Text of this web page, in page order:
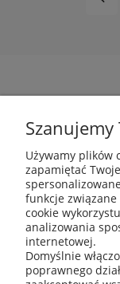
Używamy plików
zapamiętać
funkcje związane
cookie
analizowania
internetowej.
Domyślnie
poprawnego